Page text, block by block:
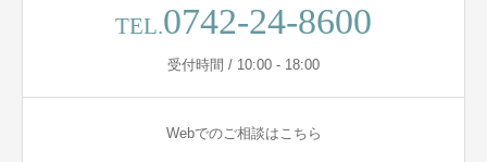
TEL.0742-24-8600
受付時間 / 10:00 - 18:00
Webでのご相談はこちら